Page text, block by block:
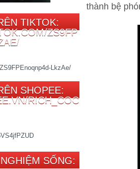
TIKTOK:
ZS9FP
SHOPEE:
RICH_COC
SỐNG:
thành bệ